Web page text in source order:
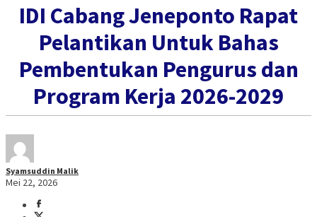
IDI Cabang Jeneponto Rapat
Pelantikan Untuk Bahas
Pembentukan Pengurus dan
Program Kerja 2026-2029
Syamsuddin Malik
Mei 22, 2026